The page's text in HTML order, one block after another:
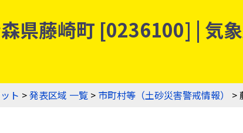
県藤崎町 [0236100] | 気
ト >発表区域 一覧 > 市町村等（土砂災害警戒情報） >